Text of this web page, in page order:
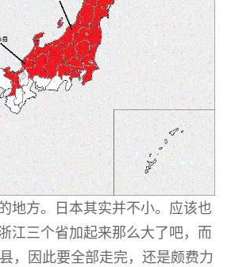
地方。日本其实并不小。应该也
江三个省加起来那么大了吧，而
，因此要全部走完，还是颇费力